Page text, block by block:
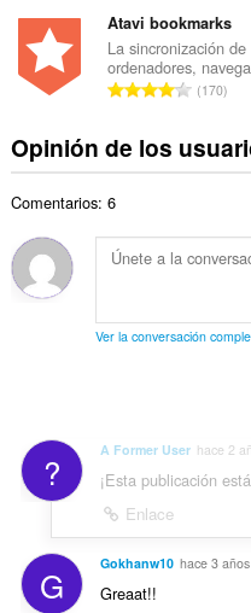
o
r
a
c
o
n
:
d
e
v
a
o
r
i
o
s
o
t
a
e
v
o
r
c
i
s
m
e
r
o
o
t
d
e
l
i
o
e
s
Atavi bookmarks
La sincronización
ordenadores,
N
e
t
o
l
l
o
c
i
170
Opinión de los
Comentarios: 6
Ver la conversación
? A Former User hace 2
¡Esta publicación
Enlace
G Gokhanw10 hace 3 años
Greaat!!